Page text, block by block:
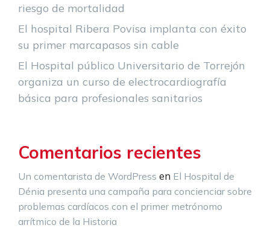
riesgo de mortalidad
El hospital Ribera Povisa implanta con éxito
su primer marcapasos sin cable
El Hospital público Universitario de Torrejón
organiza un curso de electrocardiografía
básica para profesionales sanitarios
Comentarios recientes
Un comentarista de WordPress en El Hospital de
Dénia presenta una campaña para concienciar sobre
problemas cardíacos con el primer metrónomo
arrítmico de la Historia